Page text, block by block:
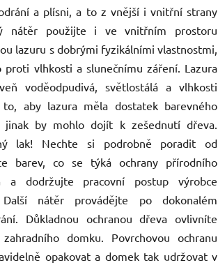
a plísni, a to z vnější i vnitřní strany
nátěr použijte i ve vnitřním prostoru
lazuru s dobrými fyzikálními vlastnostmi,
proti vlhkosti a slunečnímu záření. Lazura
voděodpudivá, světlostálá a vlhkosti
aby lazura měla dostatek barevného
jinak by mohlo dojít k zešednutí dřeva.
lak! Nechte si podrobně poradit od
barev, co se týká ochrany přírodního
a dodržujte pracovní postup výrobce
nátěr provádějte po dokonalém
Důkladnou ochranou dřeva ovlivníte
domku. Povrchovou ochranu
opakovat a domek tak udržovat v